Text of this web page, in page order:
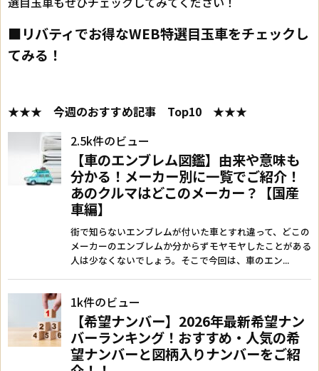
■リバティでお得なWEB特選目玉車をチェックし
てみる！
★★★ 今週のおすすめ記事 Top10 ★★★